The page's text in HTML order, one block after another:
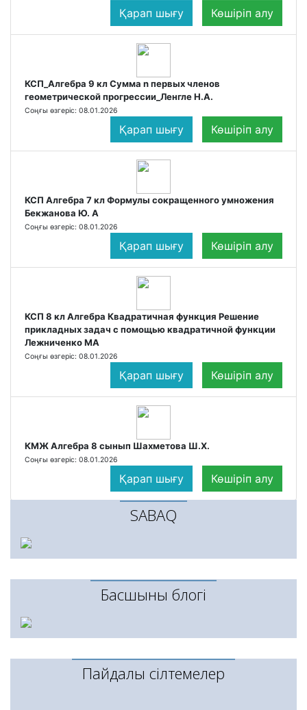
Қарап шығу Көшіріп алу
КСП_Алгебра 9 кл Сумма n первых членов
геометрической прогрессии_Ленгле Н.А.
Соңғы өзгеріс: 08.01.2026
Қарап шығу Көшіріп алу
КСП Алгебра 7 кл Формулы сокращенного умножения
Бекжанова Ю. А
Соңғы өзгеріс: 08.01.2026
Қарап шығу Көшіріп алу
КСП 8 кл Алгебра Квадратичная функция Решение
прикладных задач с помощью квадратичной функции
Лежниченко МА
Соңғы өзгеріс: 08.01.2026
Қарап шығу Көшіріп алу
КМЖ Алгебра 8 сынып Шахметова Ш.Х.
Соңғы өзгеріс: 08.01.2026
Қарап шығу Көшіріп алу
SABAQ
Басшының блогі
Пайдалы сілтемелер